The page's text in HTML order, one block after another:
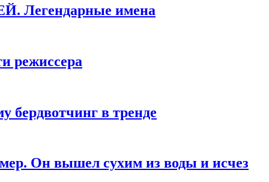
Легендарные имена
режиссера
бердвотчинг в тренде
Он вышел сухим из воды и исчез